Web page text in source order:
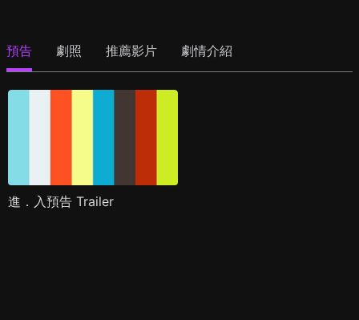
預告 劇照 推薦影片 劇情介紹
進．入預告 Trailer